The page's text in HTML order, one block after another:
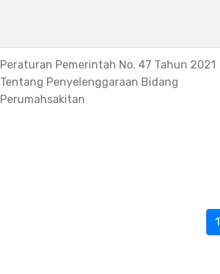
Peraturan Pemerintah No. 47 Tahun 2021
Tentang Penyelenggaraan Bidang
Perumahsakitan
1